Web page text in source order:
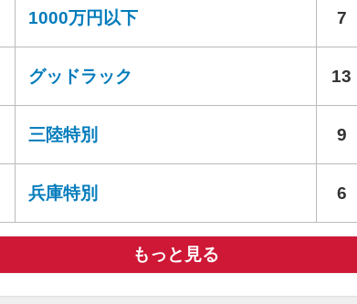
1000万円以下 7
グッドラック 13
三陸特別 9
兵庫特別 6
もっと見る